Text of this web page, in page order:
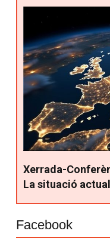
Xerrada-
La situació actual
Facebook